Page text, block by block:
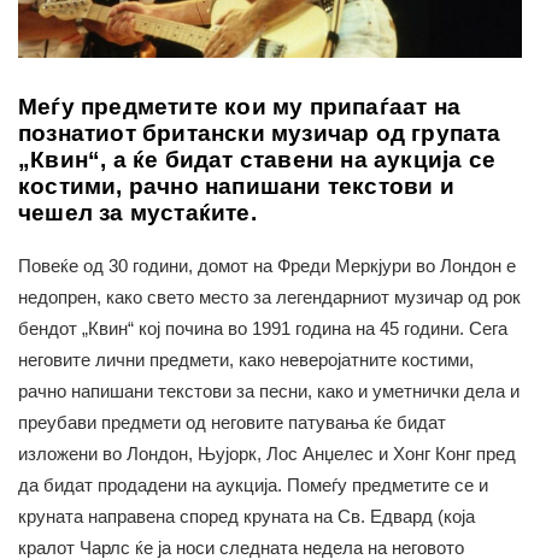
Меѓу предметите кои му припаѓаат на
познатиот британски музичар од групата
„Квин“, а ќе бидат ставени на аукција се
костими, рачно напишани текстови и
чешел за мустаќите.
Повеќе од 30 години, домот на Фреди Меркјури во Лондон е
недопрен, како свето место за легендарниот музичар од рок
бендот „Квин“ кој почина во 1991 година на 45 години. Сега
неговите лични предмети, како неверојатните костими,
рачно напишани текстови за песни, како и уметнички дела и
преубави предмети од неговите патувања ќе бидат
изложени во Лондон, Њујорк, Лос Анџелес и Хонг Конг пред
да бидат продадени на аукција. Помеѓу предметите се и
круната направена според круната на Св. Едвард (која
кралот Чарлс ќе ја носи следната недела на неговото